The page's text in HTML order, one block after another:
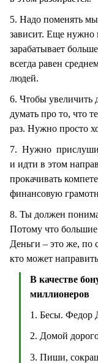
5. Надо поменять
зависит. Еще нужно
зарабатывает
всегда равен
людей.
6. Чтобы увеличить
думать про то, что
раз. Нужно просто
7. Нужно
и идти в этом
прокачивать
финансовую
8. Ты должен
Потому что большие
Деньги – это же, по
кто может
В качестве
миллионеров
1. Бесы. Федор
2. Домой
3. Пиши,